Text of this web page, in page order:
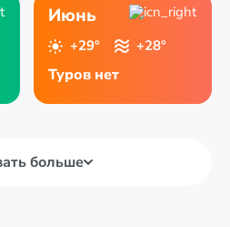
Июнь
+29° +28°
Туров нет
больше